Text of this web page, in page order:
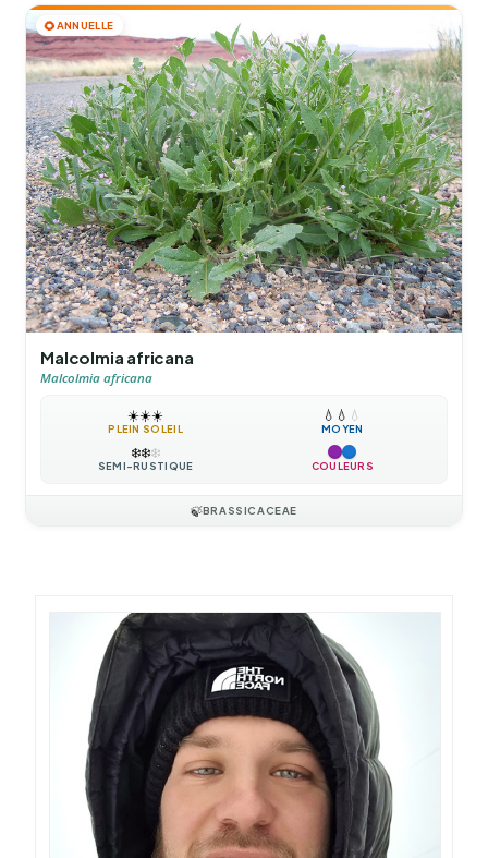
🌻ANNUELLE
Malcolmia africana
Malcolmia africana
☀️☀️☀️
PLEIN SOLEIL
💧 💧 💧
MOYEN
❄️❄️❄️
SEMI-RUSTIQUE COULEURS
🍃BRASSICACEAE